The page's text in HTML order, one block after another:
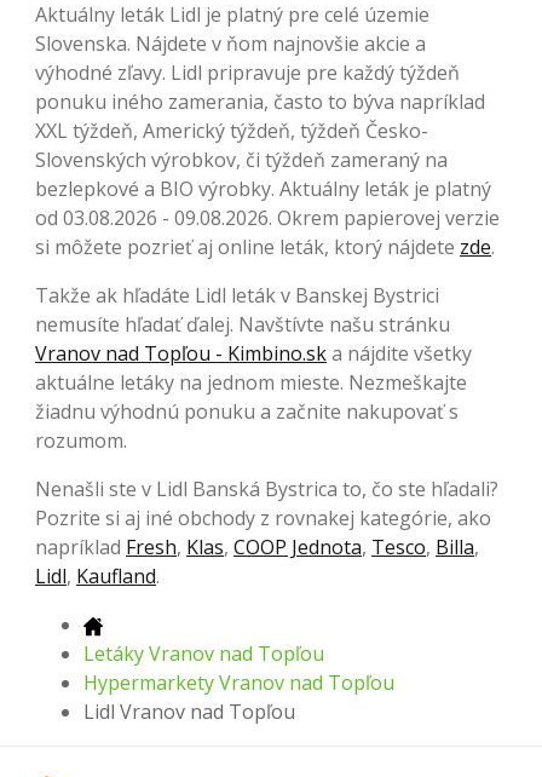
Aktuálny leták Lidl je platný pre celé územie
Slovenska. Nájdete v ňom najnovšie akcie a
výhodné zľavy. Lidl pripravuje pre každý týždeň
ponuku iného zamerania, často to býva napríklad
XXL týždeň, Americký týždeň, týždeň Česko-
Slovenských výrobkov, či týždeň zameraný na
bezlepkové a BIO výrobky. Aktuálny leták je platný
od 03.08.2026 - 09.08.2026. Okrem papierovej verzie
si môžete pozrieť aj online leták, ktorý nájdete zde.
Takže ak hľadáte Lidl leták v Banskej Bystrici
nemusíte hľadať ďalej. Navštívte našu stránku
Vranov nad Topľou - Kimbino.ska nájdite všetky
aktuálne letáky na jednom mieste. Nezmeškajte
žiadnu výhodnú ponuku a začnite nakupovať s
rozumom.
Nenašli ste v Lidl Banská Bystrica to, čo ste hľadali?
Pozrite si aj iné obchody z rovnakej kategórie, ako
napríklad Fresh, Klas, COOP Jednota, Tesco, Billa,
Lidl, Kaufland.
Letáky Vranov nad Topľou
Hypermarkety Vranov nad Topľou
Lidl Vranov nad Topľou